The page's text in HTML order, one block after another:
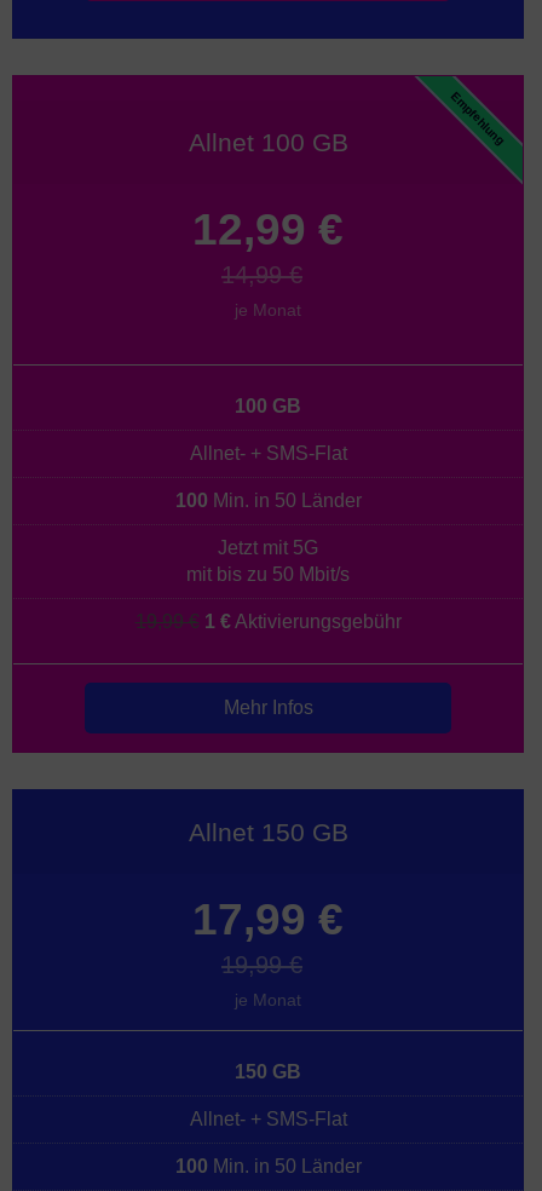
Empfehlung
Allnet 100 GB
12,99 €
14,99 €
je Monat
100 GB
Allnet- + SMS-Flat
100 Min. in 50 Länder
Jetzt mit 5G
mit bis zu 50 Mbit/s
19,99 € 1 €Aktivierungsgebühr
Mehr Infos
Allnet 150 GB
17,99 €
19,99 €
je Monat
150 GB
Allnet- + SMS-Flat
100 Min. in 50 Länder